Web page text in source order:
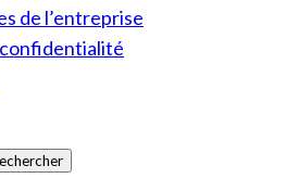
de l’entreprise